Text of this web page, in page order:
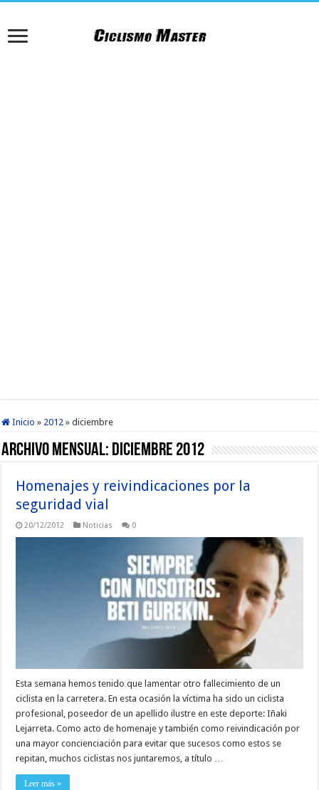
Inicio » 2012 » diciembre
Archivo mensual: diciembre 2012
Homenajes y reivindicaciones por la
seguridad vial
20/12/2012 Noticias 0
Esta semana hemos tenido que lamentar otro fallecimiento de un
ciclista en la carretera. En esta ocasión la víctima ha sido un ciclista
profesional, poseedor de un apellido ilustre en este deporte: Iñaki
Lejarreta. Como acto de homenaje y también como reivindicación por
una mayor concienciación para evitar que sucesos como estos se
repitan, muchos ciclistas nos juntaremos, a título …
Leer más »